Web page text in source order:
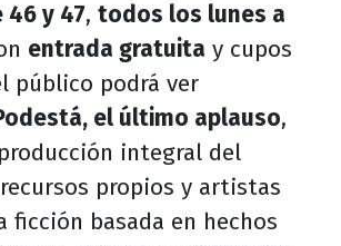
46 y 47, todos los lunes a
entrada gratuita y cupos
público podrá ver
el último aplauso,
integral del
propios y artistas
ficción basada en hechos